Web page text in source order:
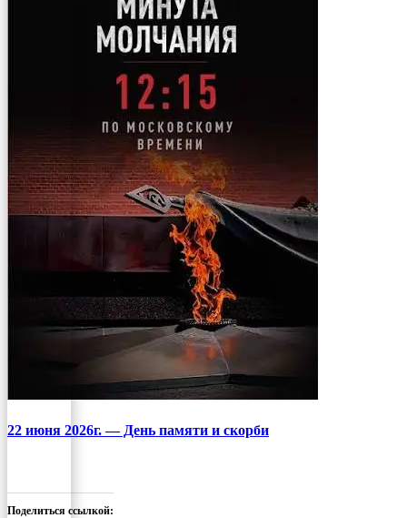
22 июня 2026г. — День памяти и скорби
Поделиться ссылкой: